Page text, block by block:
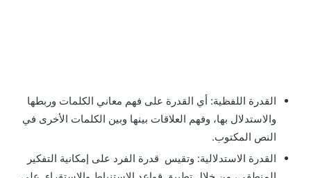
القدرة اللفظية: أي القدرة على فهم معاني الكلمات وربطها
والاستدلال بها، وفهم العلاقات بينها وبين الكلمات الأخرى في
النص المكتوب.
القدرة الاستدلالية: وتقيس قدرة الفرد على إمكانية التفكير